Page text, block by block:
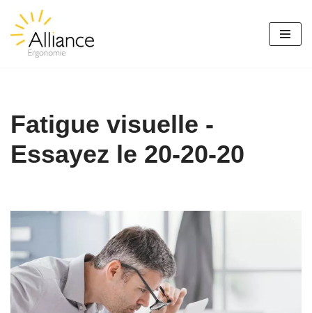
Aller
Fatigue visuelle -
Essayez le 20-20-20